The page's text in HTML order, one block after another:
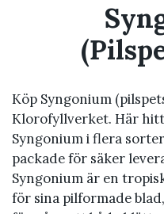
Köp Syngonium
Klorofyllverket. Här
Syngonium i flera
packade för säker
Syngonium är en
för sina pilformade